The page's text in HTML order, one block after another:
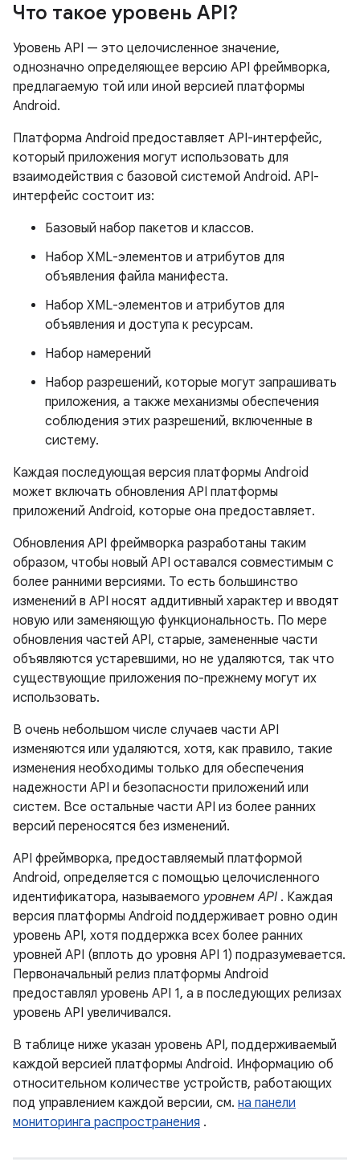
Что такое уровень API?
Уровень API — это целочисленное значение,
однозначно определяющее версию API фреймворка,
предлагаемую той или иной версией платформы
Android.
Платформа Android предоставляет API-интерфейс,
который приложения могут использовать для
взаимодействия с базовой системой Android. API-
интерфейс состоит из:
Базовый набор пакетов и классов.
Набор XML-элементов и атрибутов для
объявления файла манифеста.
Набор XML-элементов и атрибутов для
объявления и доступа к ресурсам.
Набор намерений
Набор разрешений, которые могут запрашивать
приложения, а также механизмы обеспечения
соблюдения этих разрешений, включенные в
систему.
Каждая последующая версия платформы Android
может включать обновления API платформы
приложений Android, которые она предоставляет.
Обновления API фреймворка разработаны таким
образом, чтобы новый API оставался совместимым с
более ранними версиями. То есть большинство
изменений в API носят аддитивный характер и вводят
новую или заменяющую функциональность. По мере
обновления частей API, старые, замененные части
объявляются устаревшими, но не удаляются, так что
существующие приложения по-прежнему могут их
использовать.
В очень небольшом числе случаев части API
изменяются или удаляются, хотя, как правило, такие
изменения необходимы только для обеспечения
надежности API и безопасности приложений или
систем. Все остальные части API из более ранних
версий переносятся без изменений.
API фреймворка, предоставляемый платформой
Android, определяется с помощью целочисленного
идентификатора, называемого уровнем API . Каждая
версия платформы Android поддерживает ровно один
уровень API, хотя поддержка всех более ранних
уровней API (вплоть до уровня API 1) подразумевается.
Первоначальный релиз платформы Android
предоставлял уровень API 1, а в последующих релизах
уровень API увеличивался.
В таблице ниже указан уровень API, поддерживаемый
каждой версией платформы Android. Информацию об
относительном количестве устройств, работающих
под управлением каждой версии, см. на панели
мониторинга распространения .